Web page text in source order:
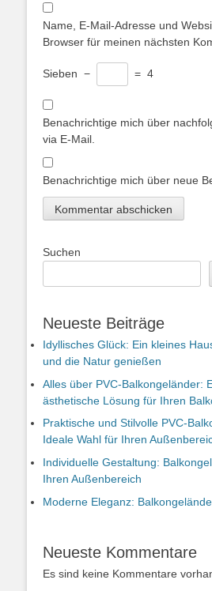
Name, E-Mail-Adresse und
Browser für meinen nächsten
Sieben − = 4
Benachrichtige mich über
via E-Mail.
Benachrichtige mich über neue
Suchen
Neueste Beiträge
Idyllisches Glück: Ein kleines
und die Natur genießen
Alles über PVC-Balkongeländer:
ästhetische Lösung für Ihren
Praktische und Stilvolle PVC-
Ideale Wahl für Ihren
Individuelle Gestaltung:
Ihren Außenbereich
Moderne Eleganz:
Neueste Kommentare
Es sind keine Kommentare